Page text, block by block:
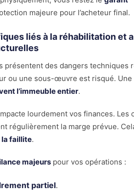
majeure pour l’acheteur final.
liés à la réhabilitation et
présentent des dangers techniques
ou une sous-œuvre est risqué.
l’immeuble entier.
lourdement vos finances. Les
régulièrement la marge prévue.
la faillite.
majeurs pour vos opérations :
partiel.